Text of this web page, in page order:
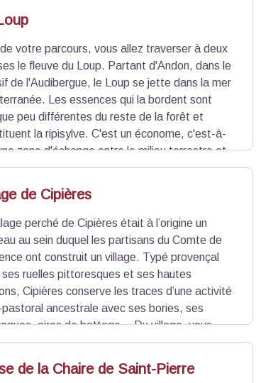
mixte.
de votre parcours, vous allez traverser à deux
le fleuve du Loup. Partant d'Andon, dans le
de l'Audibergue, le Loup se jette dans la mer
Les essences qui la bordent sont
peu différentes du reste de la forêt et
la ripisylve. C'est un économe, c'est-à-
zone d'échange entre le milieu terrestre et
un milieu propice pour un grand nombre
de Cipières
perché de Cipières était à l’origine un
au sein duquel les partisans du Comte de
ont construit un village. Typé provençal
ruelles pittoresques et ses hautes
Cipières conserve les traces d’une activité
ancestrale avec ses bories, ses
aires de battage... Du village, vous
et la cime du Cheiron, point culminant du
Au centre du village, vous trouverez
des produits locaux.
de la Chaire de Saint-Pierre